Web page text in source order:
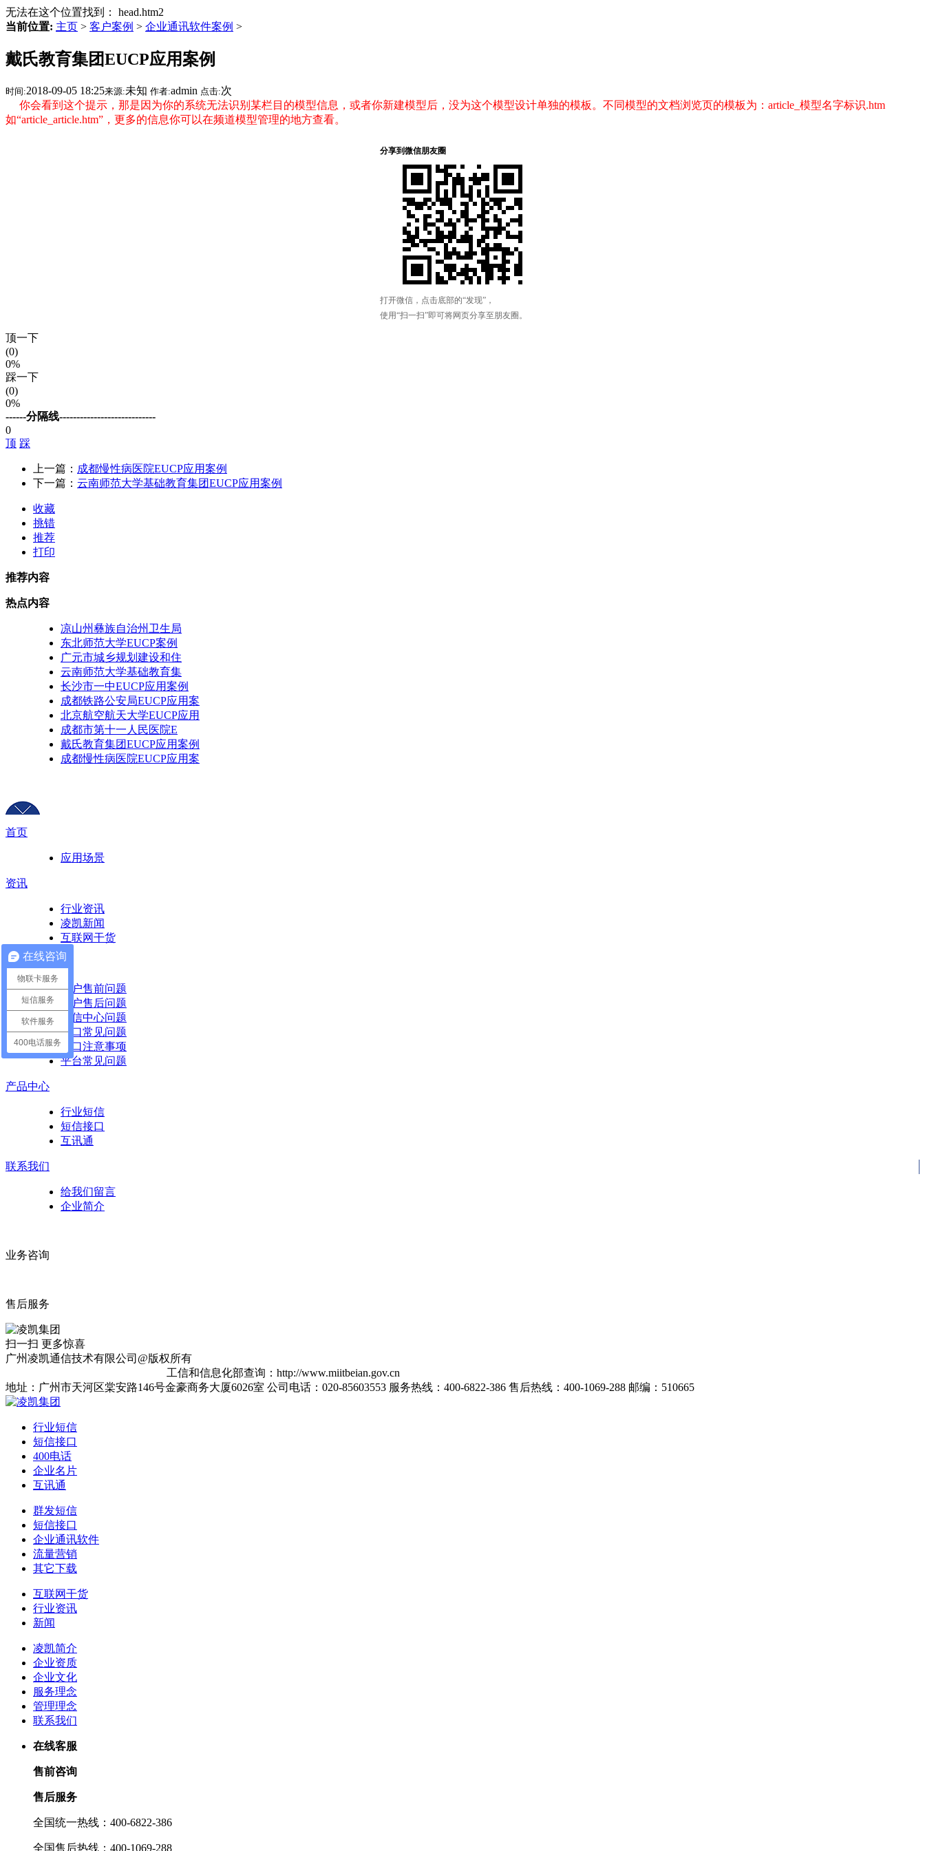
无法在这个位置找到： head.htm2
当前位置: 主页 > 客户案例 > 企业通讯软件案例 >
戴氏教育集团EUCP应用案例
时间:2018-09-05 18:25来源:未知 作者:admin 点击:次
你会看到这个提示，那是因为你的系统无法识别某栏目的模型信息，或者你新建模型后，没为这个模型设计单独的模板。不同模型的文档浏览页的模板为：article_模型名字标识.htm
如“article_article.htm”，更多的信息你可以在频道模型管理的地方查看。
顶一下
(0)
0%
踩一下
(0)
0%
------分隔线----------------------------
0
顶 踩
上一篇： 成都慢性病医院EUCP应用案例
下一篇： 云南师范大学基础教育集团EUCP应用案例
收藏
挑错
推荐
打印
推荐内容
热点内容
凉山州彝族自治州卫生局
东北师范大学EUCP案例
广元市城乡规划建设和住
云南师范大学基础教育集
长沙市一中EUCP应用案例
成都铁路公安局EUCP应用案
北京航空航天大学EUCP应用
成都市第十一人民医院E
戴氏教育集团EUCP应用案例
成都慢性病医院EUCP应用案
首页
应用场景
资讯
行业资讯
凌凯新闻
互联网干货
常见问题
客户售前问题
客户售后问题
短信中心问题
接口常见问题
接口注意事项
平台常见问题
产品中心
行业短信
短信接口
互讯通
联系我们
给我们留言
企业简介
业务咨询
售后服务
扫一扫 更多惊喜
广州凌凯通信技术有限公司@版权所有
工信和信息化部查询：http://www.miitbeian.gov.cn
地址：广州市天河区棠安路146号金豪商务大厦6026室 公司电话：020-85603553 服务热线：400-6822-386 售后热线：400-1069-288 邮编：510665
行业短信
短信接口
400电话
企业名片
互讯通
群发短信
短信接口
企业通讯软件
流量营销
其它下载
互联网干货
行业资讯
新闻
凌凯简介
企业资质
企业文化
服务理念
管理理念
联系我们
在线客服
售前咨询
售后服务
全国统一热线：400-6822-386
全国售后热线：400-1069-288
在线咨询
物联卡服务
短信服务
软件服务
400电话服务